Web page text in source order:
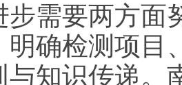
步需要两方面
明确检测项目
与知识传递。